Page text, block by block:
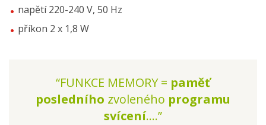
napětí 220-240 V, 50 Hz
příkon 2 x 1,8 W
“FUNKCE MEMORY = paměť
posledního zvoleného programu
svícení....”